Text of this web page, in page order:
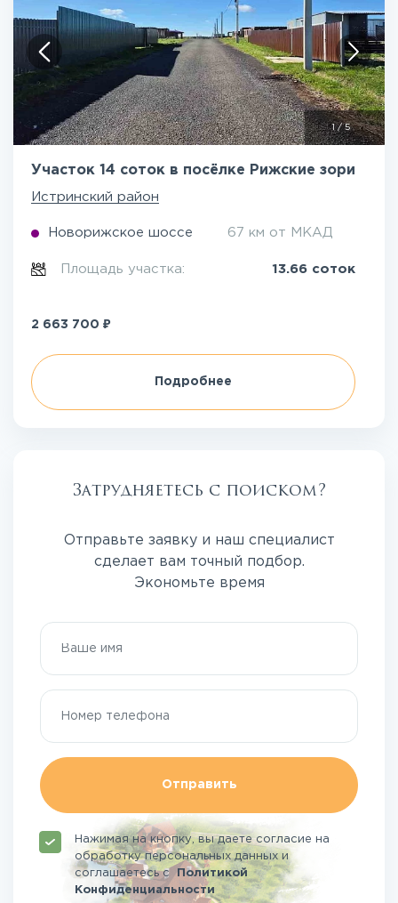
1/5
Участок 14 соток в посёлке Рижские зори
Истринский район
Новорижское шоссе 67 км от МКАД
Площадь участка: 13.66 соток
2 663 700 ₽
Подробнее
Затрудняетесь с поиском?
Отправьте заявку и наш специалист
сделает вам точный подбор.
Экономьте время
Отправить
Нажимая на кнопку, вы даете согласие на
обработку персональных данных и
соглашаетесьсПолитикой
Конфиденциальности